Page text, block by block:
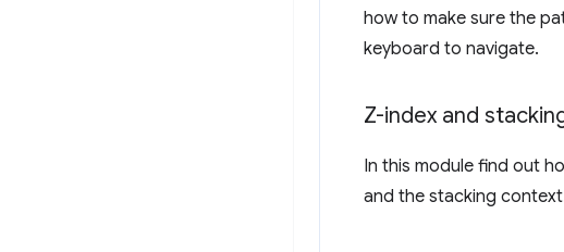
how to make sure the
keyboard to navigate.
Z-index and
In this module find out
and the stacking